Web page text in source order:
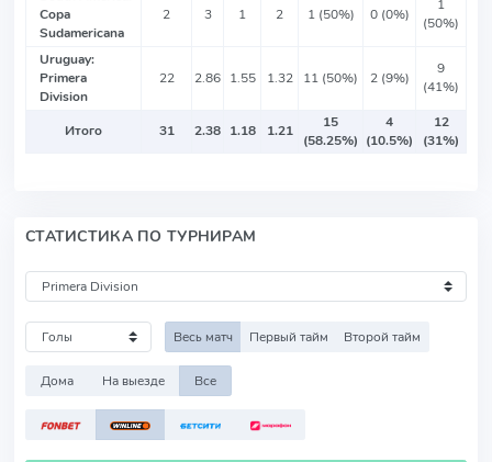
Copa
Sudamericana
2 3 1 2 1 (50%) 0 (0%)
1
(50%)
Uruguay:
Primera
Division
22 2.86 1.55 1.32 11 (50%) 2 (9%)
9
(41%)
Итого 31 2.38 1.18 1.21
15
(58.25%)
4
(10.5%)
12
(31%)
СТАТИСТИКА ПО ТУРНИРАМ
Весь матч Первый тайм Второй тайм
Дома На выезде Все